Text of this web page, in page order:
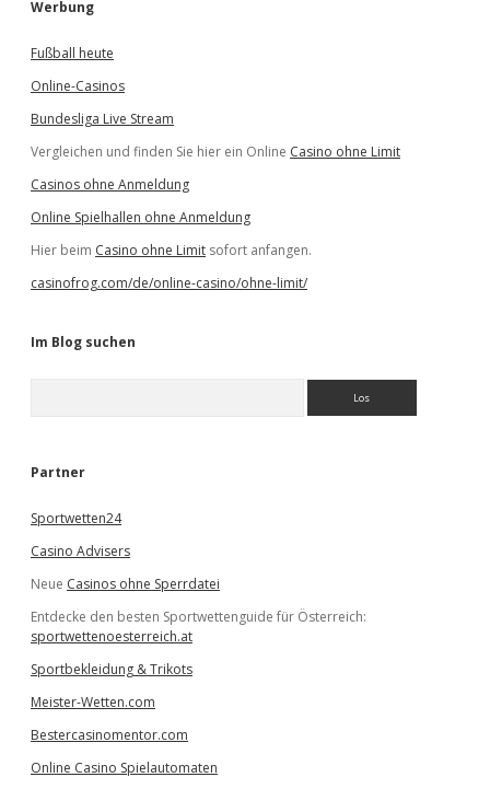
Werbung
Fußball heute
Online-Casinos
Bundesliga Live Stream
Vergleichen und finden Sie hier ein Online Casino ohne Limit
Casinos ohne Anmeldung
Online Spielhallen ohne Anmeldung
Hier beim Casino ohne Limit sofort anfangen.
casinofrog.com/de/online-casino/ohne-limit/
Im Blog suchen
e
Partner
Sportwetten24
Casino Advisers
Neue Casinos ohne Sperrdatei
Entdecke den besten Sportwettenguide für Österreich:
sportwettenoesterreich.at
Sportbekleidung & Trikots
Meister-Wetten.com
Bestercasinomentor.com
Online Casino Spielautomaten